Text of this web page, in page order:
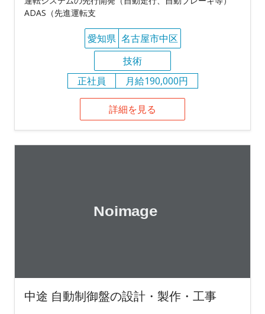
ADAS（先進運転支
愛知県 名古屋市中区
技術
正社員
月給190,000円
詳細を見る
中途 自動制御盤の設計・製作・工事